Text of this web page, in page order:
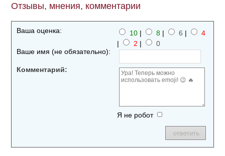
Отзывы, мнения, комментарии
Ваша оценка: 10 | 8 | 6 |
4
|
2 |
0
Ваше имя (не обязательно):
Комментарий:
Я не робот